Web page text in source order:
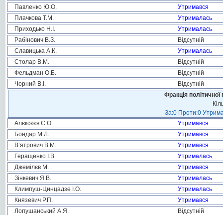
Павленко Ю.О.
Утримався
Плачкова Т.М.
Утрималась
Приходько Н.І.
Утрималась
Рабінович В.З.
Відсутній
Славицька А.К.
Утрималась
Столар В.М.
Відсутній
Фельдман О.Б.
Відсутній
Чорний В.І.
Відсутній
Фракція
За:0 Проти:0
Алєксєєв С.О.
Утримався
Бондар М.Л.
Утримався
В’ятрович В.М.
Утримався
Геращенко І.В.
Утрималась
Джемілєв М. .
Утримався
Зінкевич Я.В.
Утрималась
Климпуш-Цинцадзе І.О.
Утрималась
Князевич Р.П.
Утримався
Лопушанський А.Я.
Відсутній